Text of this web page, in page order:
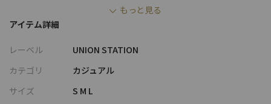
特徴的なシワ感が単調になりがちなコーデに表情をもたせてくれ
ウエストゴム仕様、サイド＆バックポケット付きなのも嬉しいポ
幅広い体型をカバーし、上品なルックスとラフな着心地が叶う、
もっと見る
アイテム詳細
レーベル
UNION STATION
カテゴリ
カジュアル
サイズ
S M L